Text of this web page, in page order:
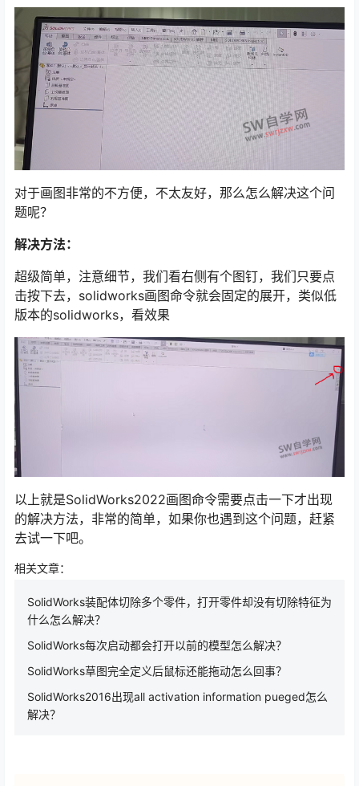
对于画图非常的不方便，不太友好，那么怎么解决这个问
题呢？
解决方法：
超级简单，注意细节，我们看右侧有个图钉，我们只要点
击按下去，solidworks画图命令就会固定的展开，类似低
版本的solidworks，看效果
以上就是SolidWorks2022画图命令需要点击一下才出现
的解决方法，非常的简单，如果你也遇到这个问题，赶紧
去试一下吧。
相关文章：
SolidWorks装配体切除多个零件，打开零件却没有切除特征为
什么怎么解决？
SolidWorks每次启动都会打开以前的模型怎么解决？
SolidWorks草图完全定义后鼠标还能拖动怎么回事？
SolidWorks2016出现all activation information pueged怎么
解决？